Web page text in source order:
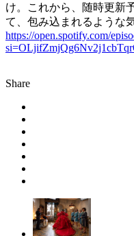
け。これから、随時更新
て、包み込まれるような
https://open.spotify.com/
Share